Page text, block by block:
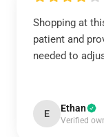
Shopping at
patient and
needed to
E Ethan
Verified